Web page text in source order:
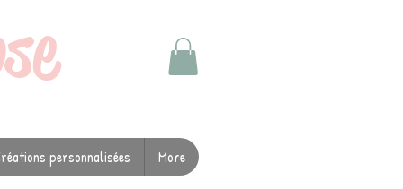
personnalisées More